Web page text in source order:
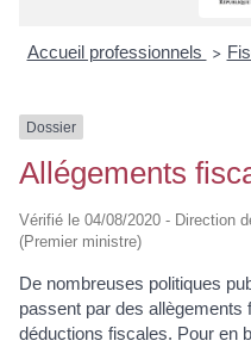
Accueil professionnels >
Dossier
Allégements
Vérifié le 04/08/2020 - Direction
(Premier ministre)
De nombreuses politiques
passent par des
déductions fiscales. Pour en